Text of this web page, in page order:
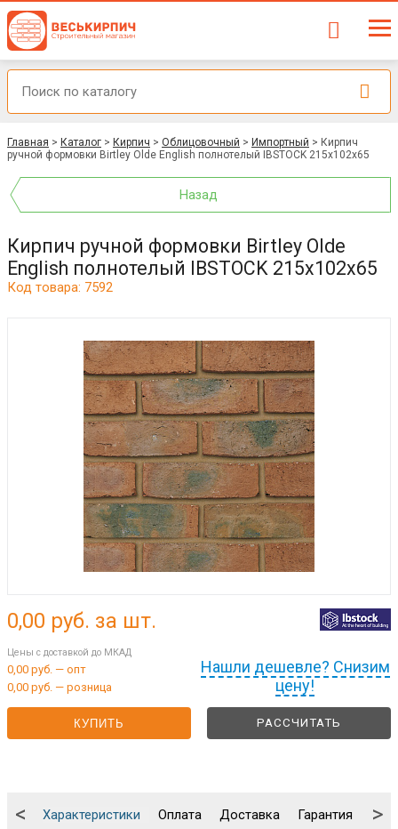
Главная > Каталог > Кирпич > Облицовочный > Импортный > Кирпич
ручной формовки Birtley Olde English полнотелый IBSTOCK 215x102x65
Назад
Кирпич ручной формовки Birtley Olde
English полнотелый IBSTOCK 215x102x65
Код товара: 7592
Нашли дешевле? Снизим
цену!
0,00 руб. за шт.
Цены с доставкой до МКАД
0,00 руб. — опт
0,00 руб. — розница
КУПИТЬ РАССЧИТАТЬ
Характеристики Оплата Доставка Гарантия
< >